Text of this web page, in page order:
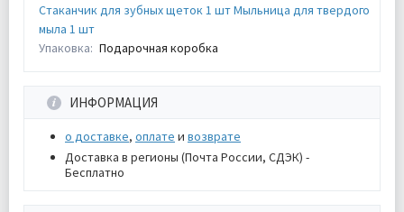
Стаканчик для зубных щеток 1 шт Мыльница для твердого
мыла 1 шт
Упаковка: Подарочная коробка
ИНФОРМАЦИЯ
о доставке, оплате и возврате
Доставка в регионы (Почта России, СДЭК) -
Бесплатно